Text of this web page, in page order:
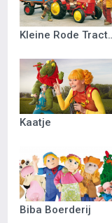
Kleine
Kaatje
Biba Boerderij